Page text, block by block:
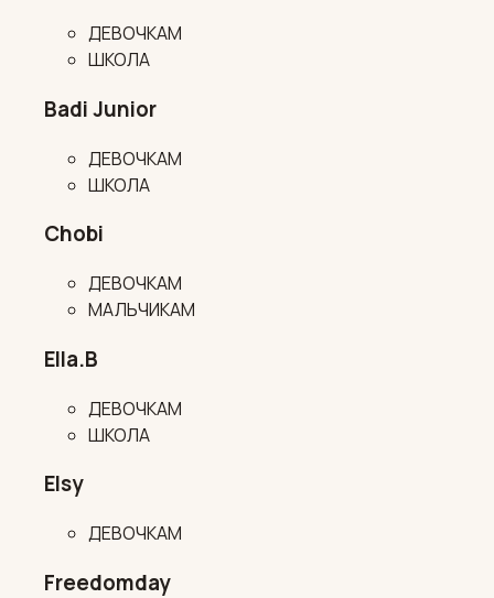
ДЕВОЧКАМ
ШКОЛА
Badi Junior
ДЕВОЧКАМ
ШКОЛА
Chobi
ДЕВОЧКАМ
МАЛЬЧИКАМ
Ella.B
ДЕВОЧКАМ
ШКОЛА
Elsy
ДЕВОЧКАМ
Freedomday